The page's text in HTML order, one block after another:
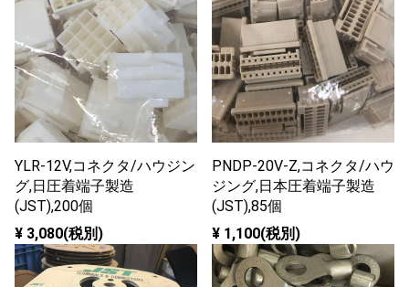
YLR-12V,コネクタ/ハウジン
グ,日圧着端子製造
(JST),200個
¥ 3,080(税別)
PNDP-20V-Z,コネクタ/ハウ
ジング,日本圧着端子製造
(JST),85個
¥ 1,100(税別)